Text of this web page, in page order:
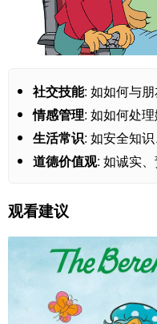
社交技能: 如如何与朋
情感管理: 如如何处理
生活常识: 如安全知识
道德价值观: 如诚实、
观看建议